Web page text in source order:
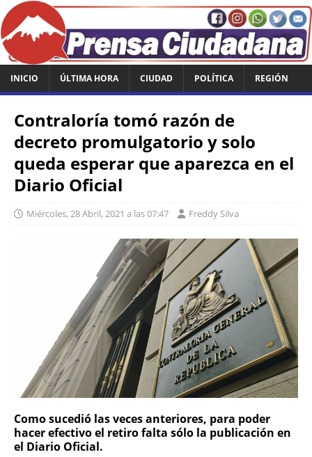
INICIO ÚLTIMA HORA CIUDAD POLÍTICA REGIÓN
Contraloría tomó razón de
decreto promulgatorio y solo
queda esperar que aparezca en el
Diario Oficial
Miércoles, 28 Abril, 2021 a las 07:47 Freddy Silva
Como sucedió las veces anteriores, para poder
hacer efectivo el retiro falta sólo la publicación en
el Diario Oficial.